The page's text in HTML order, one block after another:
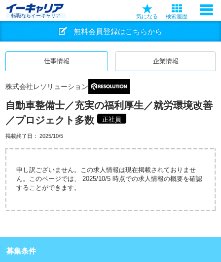
転職ならイーキャリア 気になる 検索履歴
無料会員登録はこちらから
仕事情報 企業情報
株式会社レソリューション
自動車整備士／充実の福利厚生／就労環境改善
／プロジェクト多数
正社員
掲載終了日： 2025/10/5
申し訳ございません。この求人情報は現在掲載されておりませ
ん。このページでは、 2025/10/5 時点での求人情報の概要を確認
することができます。
募集条件